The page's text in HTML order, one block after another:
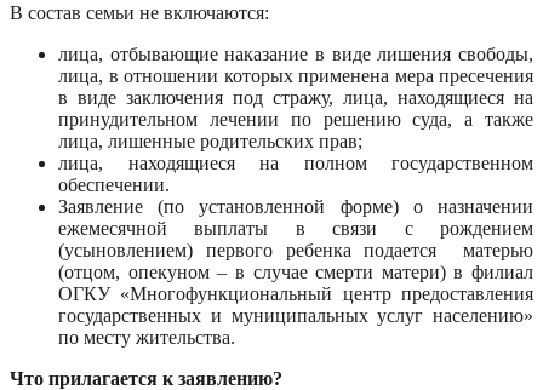
В состав семьи не включаются:
лица, отбывающие наказание в виде лишения свободы,
лица, в отношении которых применена мера пресечения
в виде заключения под стражу, лица, находящиеся на
принудительном лечении по решению суда, а также
лица, лишенные родительских прав;
лица, находящиеся на полном государственном
обеспечении.
Заявление (по установленной форме) о назначении
ежемесячной выплаты в связи с рождением
(усыновлением) первого ребенка подается матерью
(отцом, опекуном – в случае смерти матери) в филиал
ОГКУ «Многофункциональный центр предоставления
государственных и муниципальных услуг населению»
по месту жительства.
Что прилагается к заявлению?